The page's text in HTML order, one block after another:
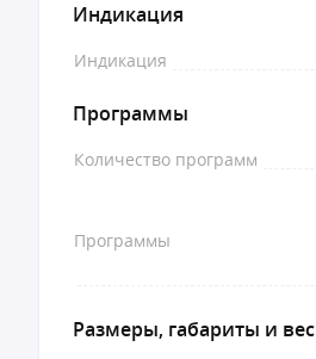
Индикация
Индикация
Программы
Количество программ
Программы
Размеры, габариты и вес